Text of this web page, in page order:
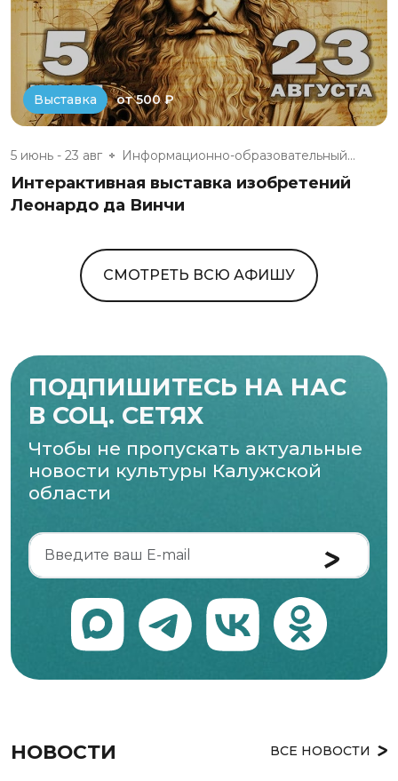
Выставка от 500 ₽
5 июнь - 23 авг Информационно-образовательный...
Интерактивная выставка изобретений
Леонардо да Винчи
СМОТРЕТЬ ВСЮ АФИШУ
ПОДПИШИТЕСЬ НА НАС
В СОЦ. СЕТЯХ
Чтобы не пропускать актуальные
новости культуры Калужской
области
НОВОСТИ ВСЕ НОВОСТИ